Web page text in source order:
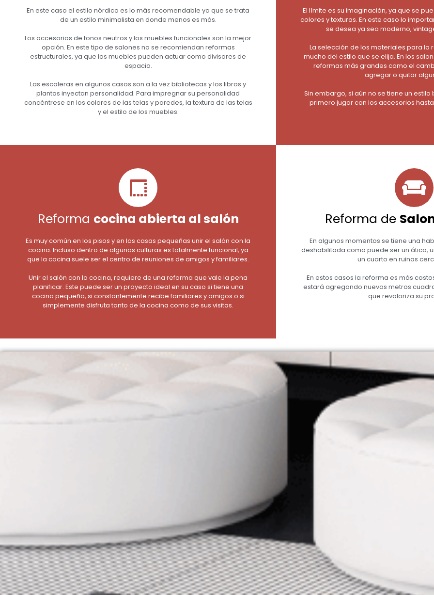
En este caso el estilo nórdico es lo más recomendable ya que se trata
de un estilo minimalista en donde menos es más.
Los accesorios de tonos neutros y los muebles funcionales son la mejor
opción. En este tipo de salones no se recomiendan reformas
estructurales, ya que los muebles pueden actuar como divisores de
espacio.
Las escaleras en algunos casos son a la vez bibliotecas y los libros y
plantas inyectan personalidad. Para impregnar su personalidad
concéntrese en los colores de las telas y paredes, la textura de las telas
y el estilo de los muebles.
El límite es su imaginación, ya que se
colores y texturas. En este caso lo
se desea ya sea moderno,
La selección de los materiales para
mucho del estilo que se elija. En los
reformas más grandes como el
agregar o quitar
Sin embargo, si aún no se tiene un
primero jugar con los accesorios
Reforma cocina abierta al salón
Es muy común en los pisos y en las casas pequeñas unir el salón con la
cocina. Incluso dentro de algunas culturas es totalmente funcional, ya
que la cocina suele ser el centro de reuniones de amigos y familiares.
Unir el salón con la cocina, requiere de una reforma que vale la pena
planificar. Este puede ser un proyecto ideal en su caso si tiene una
cocina pequeña, si constantemente recibe familiares y amigos o si
simplemente disfruta tanto de la cocina como de sus visitas.
Reforma de
En algunos momentos se tiene una
deshabilitada como puede ser un ático,
un cuarto en ruinas
En estos casos la reforma es más
estará agregando nuevos metros
que revaloriza su